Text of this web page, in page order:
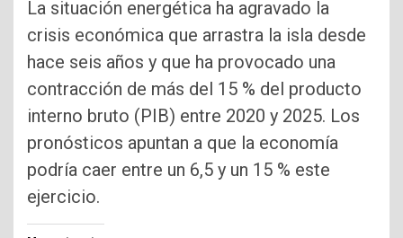
La situación energética ha agravado la
crisis económica que arrastra la isla desde
hace seis años y que ha provocado una
contracción de más del 15 % del producto
interno bruto (PIB) entre 2020 y 2025. Los
pronósticos apuntan a que la economía
podría caer entre un 6,5 y un 15 % este
ejercicio.